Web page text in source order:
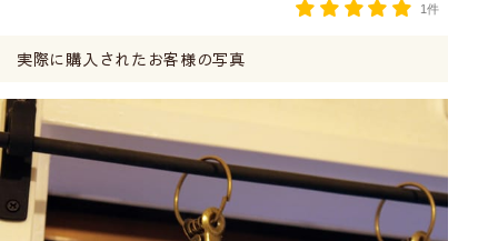
1件
実際に購入されたお客様の写真